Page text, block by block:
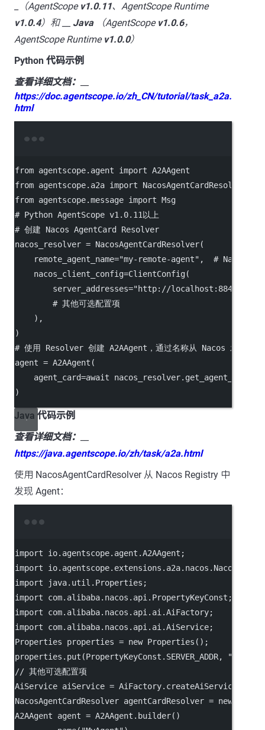
（AgentScope v1.0.11、AgentScope Runtime
v1.0.4）和 __ Java（AgentScope v1.0.6，
AgentScope Runtime v1.0.0）
Python 代码示例
查看详细文档：
https://doc.agentscope.io/zh_CN/tutorial/task_a2a.
html
from agentscope.agent import A2AAgent
from agentscope.a2a import
NacosAgentCardResolver
from agentscope.message import Msg
# Python AgentScope v1.0.11以上
# 创建 Nacos AgentCard Resolver
nacos_resolver = NacosAgentCardResolver(
    remote_agent_name
="my-remote-agent",
# Nacos 中
    nacos_client_config
=ClientConfig(
        server_addresses
="http://localhost:8848",
# 其他可选配置项
    )
,
)
# 使用 Resolver 创建 A2AAgent，通过名称从 Nacos 发现
agent = A2AAgent (
    agent_card
=await nacos_resolver.get_agent_card
)
Java 代码示例
查看详细文档：
https://java.agentscope.io/zh/task/a2a.html
使用 NacosAgentCardResolver 从 Nacos Registry 中
发现 Agent：
import io.agentscope.agent.A2AAgent ;
import
import
java.util.Properties ;
import
com.alibaba.nacos.api.PropertyKeyConst ;
import
com.alibaba.nacos.api.ai.AiFactory;
import
com.alibaba.nacos.api.ai.AiService;
Properties
properties = new Properties ();
properties.put(PropertyKeyConst.SERVER_ADDR,
// 其他可选配置项
AiService aiService = AiFactory.createAiService
NacosAgentCardResolver agentCardResolver = new
A2AAgent
agent = A2AAgent.builder()